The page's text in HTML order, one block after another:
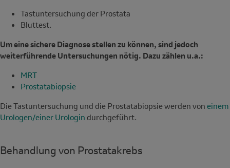
Tastuntersuchung der Prostata
Bluttest.
Um eine sichere Diagnose stellen zu können, sind jedoch
weiterführende Untersuchungen nötig. Dazu zählen u.a.:
MRT
Prostatabiopsie
Die Tastuntersuchung und die Prostatabiopsie werden von einem
Urologen/einer Urologin durchgeführt.
Behandlung von Prostatakrebs